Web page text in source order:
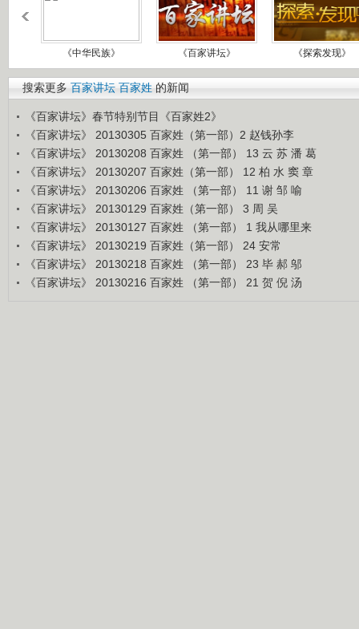
《中华民族》 《百家讲坛》 《探索发现》
搜索更多 百家讲坛 百家姓 的新闻
《百家讲坛》春节特别节目《百家姓2》
《百家讲坛》 20130305 百家姓（第一部）2 赵钱孙李
《百家讲坛》 20130208 百家姓 （第一部） 13 云 苏 潘 葛
《百家讲坛》 20130207 百家姓（第一部） 12 柏 水 窦 章
《百家讲坛》 20130206 百家姓 （第一部） 11 谢 邹 喻
《百家讲坛》 20130129 百家姓（第一部） 3 周 吴
《百家讲坛》 20130127 百家姓 （第一部） 1 我从哪里来
《百家讲坛》 20130219 百家姓（第一部） 24 安常
《百家讲坛》 20130218 百家姓 （第一部） 23 毕 郝 邬
《百家讲坛》 20130216 百家姓 （第一部） 21 贺 倪 汤